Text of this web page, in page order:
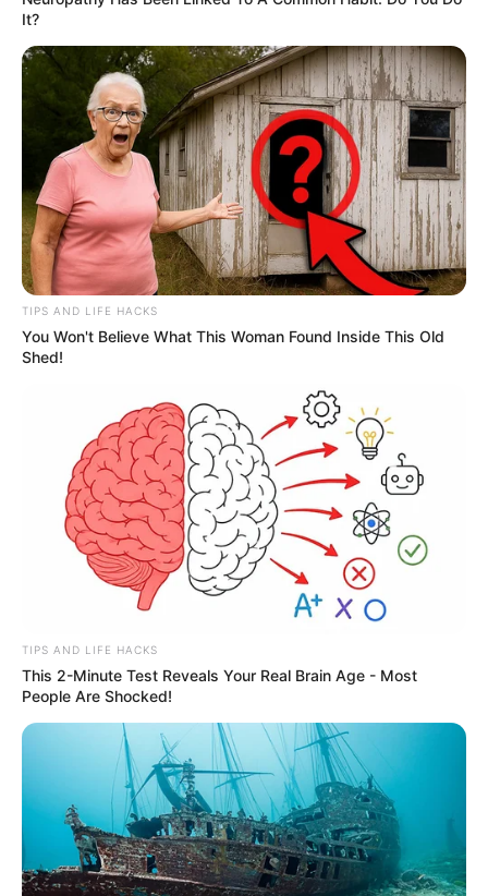
It?
TIPS AND LIFE HACKS
You Won't Believe What This Woman Found Inside This Old
Shed!
TIPS AND LIFE HACKS
This 2-Minute Test Reveals Your Real Brain Age - Most
People Are Shocked!